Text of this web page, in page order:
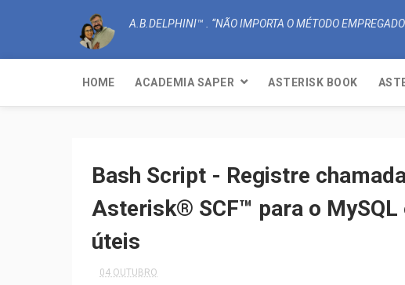
A.B.DELPHINI™ . “NÃO IMPORTA O MÉTODO
HOME ACADEMIA SAPER ASTERISK BOOK
Bash Script - Registre
Asterisk® SCF™ para o
úteis
04 OUTUBRO